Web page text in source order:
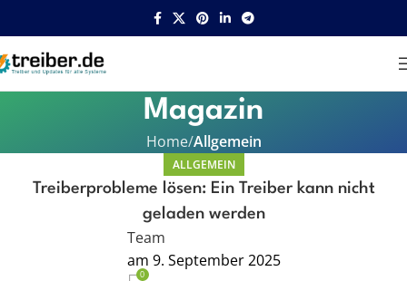
Magazin
Home Allgemein
ALLGEMEIN
Treiberprobleme lösen: Ein Treiber kann nicht
geladen werden
Team
am 9. September 2025
0